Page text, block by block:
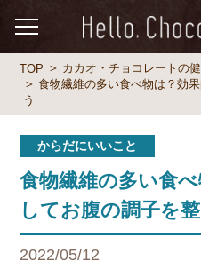
TOP
カカオ・チョコレートの
食物繊維の多い食べ物は？効
う
からだにいいこと
食物繊維の多い食
してお腹の調子を
2022/05/12